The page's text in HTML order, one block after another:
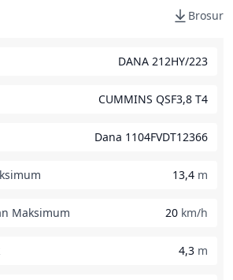
Brosur
DANA 212HY/223
CUMMINS QSF3,8 T4
Dana 1104FVDT12366
13,4 m
Maksimum 20 km/h
4,3 m